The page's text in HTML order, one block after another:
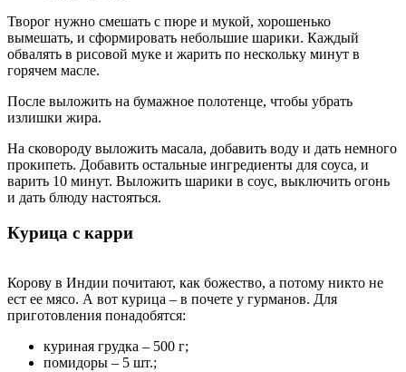
Творог нужно смешать с пюре и мукой, хорошенько
вымешать, и сформировать небольшие шарики. Каждый
обвалять в рисовой муке и жарить по нескольку минут в
горячем масле.
После выложить на бумажное полотенце, чтобы убрать
излишки жира.
На сковороду выложить масала, добавить воду и дать немного
прокипеть. Добавить остальные ингредиенты для соуса, и
варить 10 минут. Выложить шарики в соус, выключить огонь
и дать блюду настояться.
Курица с карри
Корову в Индии почитают, как божество, а потому никто не
ест ее мясо. А вот курица – в почете у гурманов. Для
приготовления понадобятся:
куриная грудка – 500 г;
помидоры – 5 шт.;